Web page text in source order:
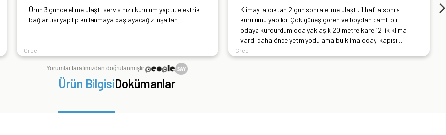
Ürün 3 günde elime ulaştı servis hızlı kurulum yaptı, elektrik
bağlantısı yapılıp kullanmaya başlayacağız inşallah
Gree
Klimayı aldıktan 2 gün sonra elime ulaştı. 1 hafta sonra
kurulumu yapıldı. Çok güneş gören ve boydan camlı bir
odaya kurdurdum oda yaklaşık 20 metre kare 12 lik klima
vardı daha önce yetmiyodu ama bu klima odayı kapısı
açıkken bile çok iyi soğutuyor üstelik fanı en düşükte
açıyorum.
Gree
Yorumlar tarafımızdan doğrulanmıştır.
Ürün BilgisiDokümanlar